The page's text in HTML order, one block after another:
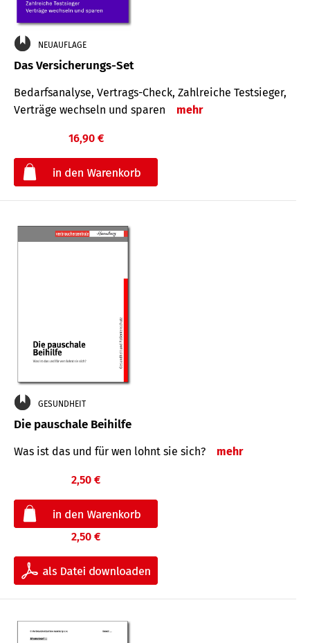
NEUAUFLAGE
Das Versicherungs-Set
Bedarfsanalyse, Vertrags-Check, Zahlreiche Testsieger,
Verträge wechseln und sparen
mehr
16,90 €
GESUNDHEIT
Die pauschale Beihilfe
Was ist das und für wen lohnt sie sich? mehr
2,50 €
2,50 €